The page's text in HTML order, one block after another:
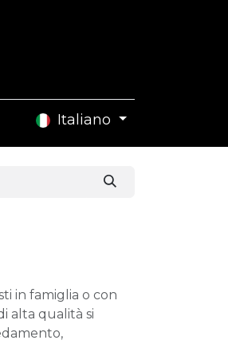
Italiano
in famiglia o con
alta qualità si